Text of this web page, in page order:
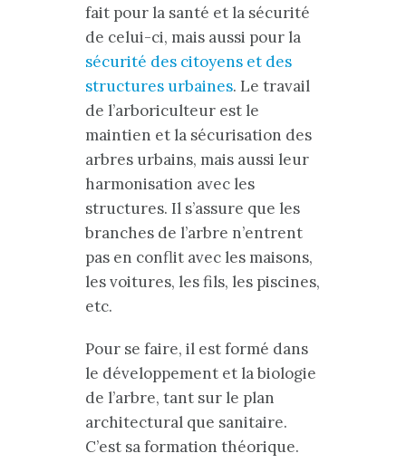
fait pour la santé et la sécurité
de celui-ci, mais aussi pour la
sécurité des citoyens et des
structures urbaines. Le travail
de l’arboriculteur est le
maintien et la sécurisation des
arbres urbains, mais aussi leur
harmonisation avec les
structures. Il s’assure que les
branches de l’arbre n’entrent
pas en conflit avec les maisons,
les voitures, les fils, les piscines,
etc.
Pour se faire, il est formé dans
le développement et la biologie
de l’arbre, tant sur le plan
architectural que sanitaire.
C’est sa formation théorique.